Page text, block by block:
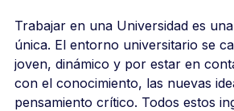
Trabajar en una Universidad es
única. El entorno universitario se
joven, dinámico y por estar en
con el conocimiento, las nuevas
pensamiento crítico. Todos estos